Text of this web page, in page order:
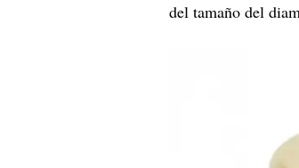
del tamaño del